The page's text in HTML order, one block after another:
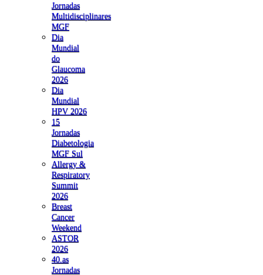
Jornadas
Multidisciplinares
MGF
Dia
Mundial
do
Glaucoma
2026
Dia
Mundial
HPV 2026
15
Jornadas
Diabetologia
MGF Sul
Allergy &
Respiratory
Summit
2026
Breast
Cancer
Weekend
ASTOR
2026
40.as
Jornadas